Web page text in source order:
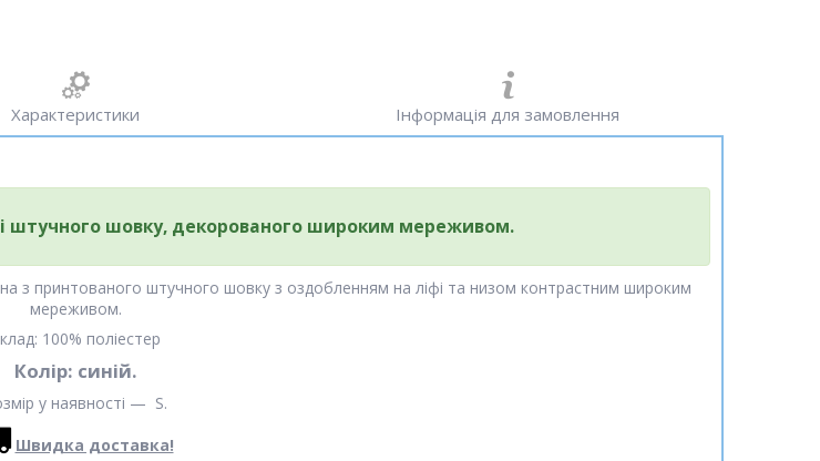
Характеристики Інформація для замовлення
штучного шовку, декорованого широким мереживом.
з принтованого штучного шовку з оздобленням на ліфі та низом контрастним широким
мереживом.
100% поліестер
Колір: синій.
у наявності — S.
Швидка доставка!